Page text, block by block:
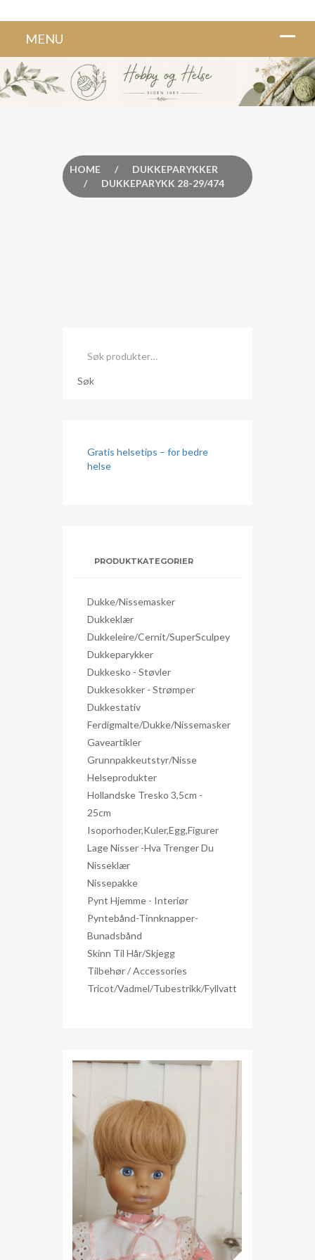
HOME /
DUKKEPARYKKER
/
DUKKEPARYKK 28-29/474
etter:
Søk
Gratis helsetips – for bedre
helse
PRODUKTKATEGORIER
Dukke/nissemasker
Dukkeklær
Dukkeleire/Cernit/SuperSculpey
Dukkeparykker
Dukkesko - Støvler
Dukkesokker - Strømper
Dukkestativ
Ferdigmalte/dukke/nissemasker
Gaveartikler
Grunnpakkeutstyr/nisse
Helseprodukter
Hollandske Tresko 3,5cm -
25cm
Isoporhoder,kuler,egg,figurer
Lage Nisser -hva Trenger Du
Nisseklær
Nissepakke
Pynt Hjemme - Interiør
Pyntebånd-Tinnknapper-
Bunadsbånd
Skinn Til Hår/skjegg
Tilbehør / Accessories
Tricot/Vadmel/Tubestrikk/Fyllvatt